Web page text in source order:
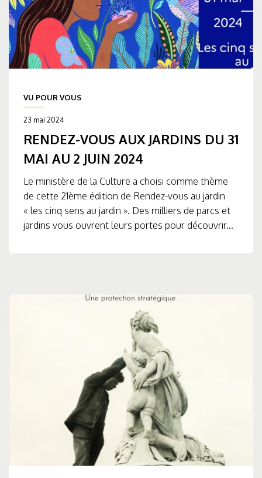
VU POUR VOUS
23 mai 2024
RENDEZ-VOUS AUX JARDINS DU 31
MAI AU 2 JUIN 2024
Le ministère de la Culture a choisi comme thème
de cette 21ème édition de Rendez-vous au jardin
« les cinq sens au jardin ». Des milliers de parcs et
jardins vous ouvrent leurs portes pour découvrir...